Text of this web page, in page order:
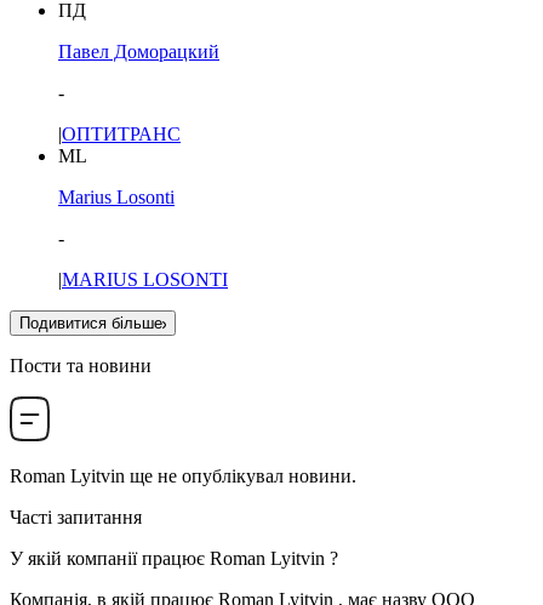
ПД
Павел Доморацкий
-
|ОПТИТРАНС
ML
Marius Losonti
-
|MARIUS LOSONTI
Подивитися більше
Пости та новини
Roman Lyitvin ще не опублікувал новини.
Часті запитання
У якій компанії працює Roman Lyitvin ?
Компанія, в якій працює Roman Lyitvin , має назву ООО